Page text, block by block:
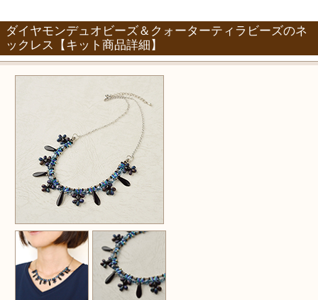
ダイヤモンデュオビーズ＆クォーターティラビーズのネ
ックレス【キット商品詳細】